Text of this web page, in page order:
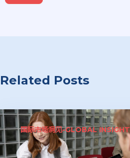
Related Posts
国际市场洞见-GLOBAL INSIGHT